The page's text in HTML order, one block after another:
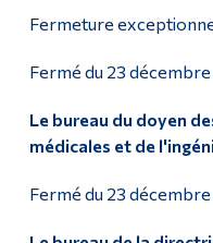
Fermeture
Fermé du 23 décembre
Le bureau du doyen
médicales et de
Fermé du 23 décembre